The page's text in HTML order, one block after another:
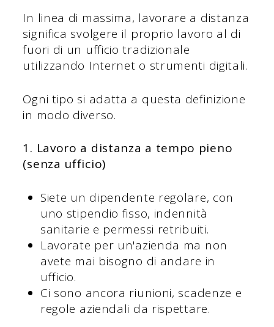
In linea di massima, lavorare a distanza
significa svolgere il proprio lavoro al di
fuori di un ufficio tradizionale
utilizzando Internet o strumenti digitali.
Ogni tipo si adatta a questa definizione
in modo diverso.
1. Lavoro a distanza a tempo pieno
(senza ufficio)
Siete un dipendente regolare, con
uno stipendio fisso, indennità
sanitarie e permessi retribuiti.
Lavorate per un'azienda ma non
avete mai bisogno di andare in
ufficio.
Ci sono ancora riunioni, scadenze e
regole aziendali da rispettare.